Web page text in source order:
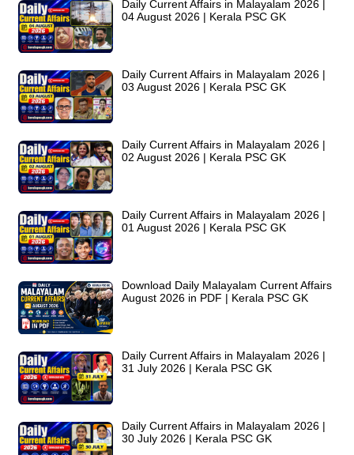
Daily Current Affairs in Malayalam 2026 |
04 August 2026 | Kerala PSC GK
Daily Current Affairs in Malayalam 2026 |
03 August 2026 | Kerala PSC GK
Daily Current Affairs in Malayalam 2026 |
02 August 2026 | Kerala PSC GK
Daily Current Affairs in Malayalam 2026 |
01 August 2026 | Kerala PSC GK
Download Daily Malayalam Current Affairs
August 2026 in PDF | Kerala PSC GK
Daily Current Affairs in Malayalam 2026 |
31 July 2026 | Kerala PSC GK
Daily Current Affairs in Malayalam 2026 |
30 July 2026 | Kerala PSC GK